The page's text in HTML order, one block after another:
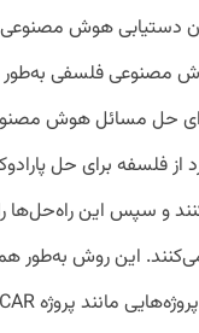
دستیابی هوش
مصنوعی فلسفی به‌طور
حل مسائل هوش
از فلسفه برای حل
و سپس این راه‌حل‌ها
این روش به‌طور